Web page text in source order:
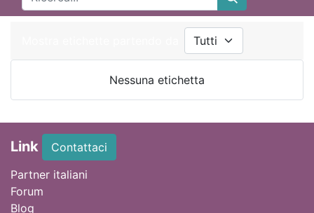
Nessuna etichetta
Link
Contattaci
Partner italiani
Forum
Blog